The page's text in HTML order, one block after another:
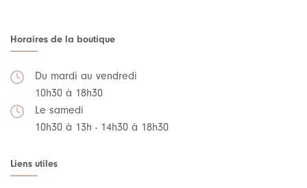
Horaires de la boutique
Du mardi au vendredi
10h30 à 18h30
Le samedi
10h30 à 13h - 14h30 à 18h30
Liens utiles